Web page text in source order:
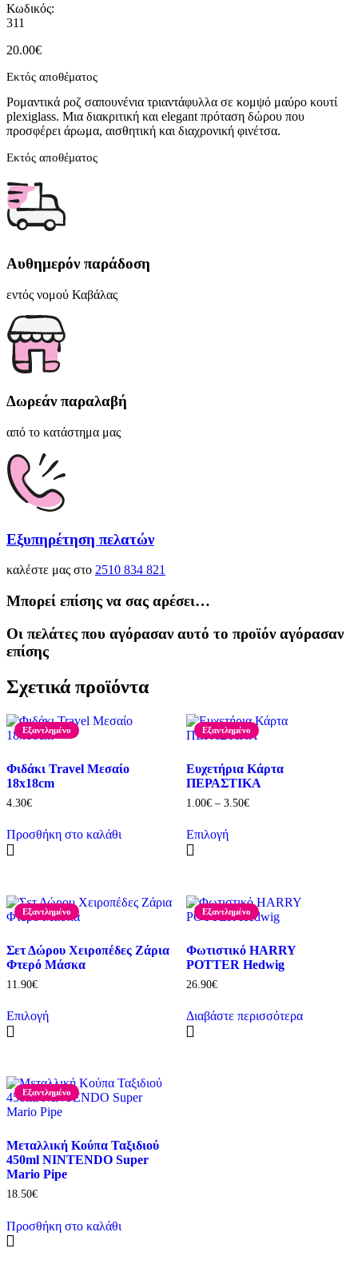
Κωδικός:
311
20.00€
Εκτός αποθέματος
Ρομαντικά ροζ σαπουνένια τριαντάφυλλα σε κομψό μαύρο κουτί
plexiglass. Μια διακριτική και elegant πρόταση δώρου που
προσφέρει άρωμα, αισθητική και διαχρονική φινέτσα.
Εκτός αποθέματος
Αυθημερόν παράδοση
εντός νομού Καβάλας
Δωρεάν παραλαβή
από το κατάστημα μας
Εξυπηρέτηση πελατών
καλέστε μας στο 2510 834 821
Μπορεί επίσης να σας αρέσει…
Οι πελάτες που αγόρασαν αυτό το προϊόν αγόρασαν
επίσης
Σχετικά προϊόντα
Εξαντλημένο
Φιδάκι Travel Μεσαίο
18x18cm
4.30€
Προσθήκη στο καλάθι
Εξαντλημένο
Ευχετήρια Κάρτα
ΠΕΡΑΣΤΙΚΑ
1.00€ – 3.50€Price
Επιλογή
Αυτό
πολλαπλές
παραλλαγές.
επιλογές
μπορούν
να
επιλεγούν
σελίδα
του
Εξαντλημένο
Σετ Δώρου Χειροπέδες Ζάρια
Φτερό Μάσκα
11.90€
Επιλογή
Αυτό
πολλαπλές
παραλλαγές.
Οι
μπορούν
να
επιλεγούν
στη
σελίδα
προϊόντος
Εξαντλημένο
Φωτιστικό HARRY
POTTER Hedwig
26.90€
Διαβάστε περισσότερα
Εξαντλημένο
Μεταλλική Κούπα Ταξιδιού
450ml NINTENDO Super
Mario Pipe
18.50€
Προσθήκη στο καλάθι